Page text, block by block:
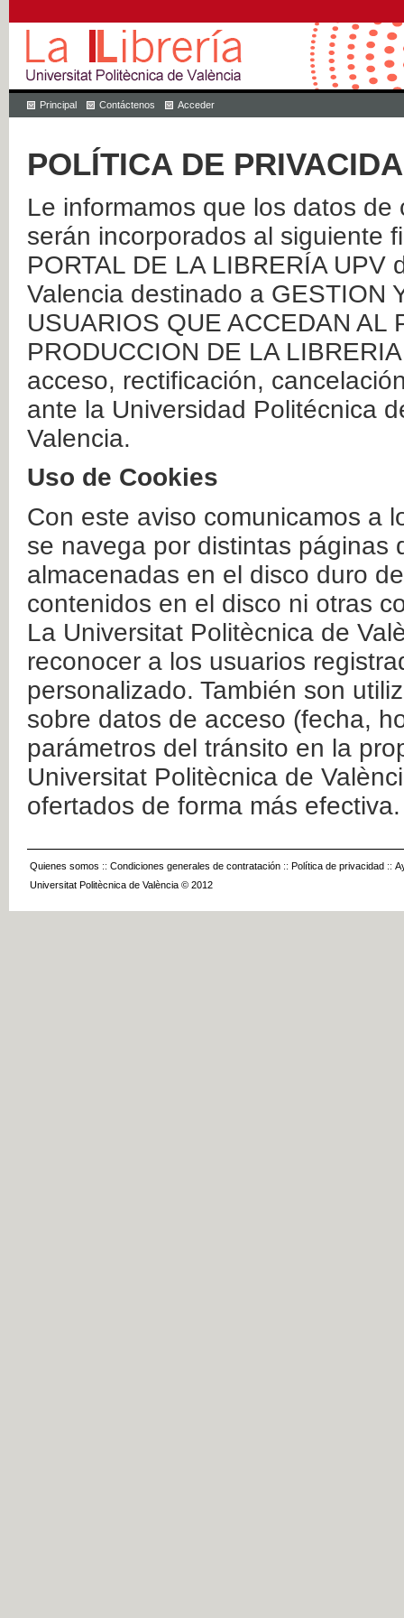
Principal Contáctenos Acceder
POLÍTICA DE
Le informamos que los datos
serán incorporados al siguiente
PORTAL DE LA LIBRERÍA
Valencia destinado a GESTION
USUARIOS QUE ACCEDAN AL
PRODUCCION DE LA
acceso, rectificación,
ante la Universidad Politécnica
Valencia.
Uso de Cookies
Con este aviso comunicamos a
se navega por distintas páginas
almacenadas en el disco duro
contenidos en el disco ni otras
La Universitat Politècnica de
reconocer a los usuarios
personalizado. También son
sobre datos de acceso (fecha,
parámetros del tránsito en la
Universitat Politècnica de
ofertados de forma más efectiva.
Quienes somos :: Condiciones generales de contratación :: Política de privacidad ::
Universitat Politècnica de València © 2012